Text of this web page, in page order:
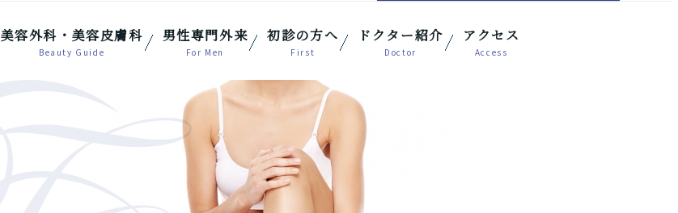
美容外科・美容皮膚科 男性専門外来 初診の方へ ドクター紹介 アクセス